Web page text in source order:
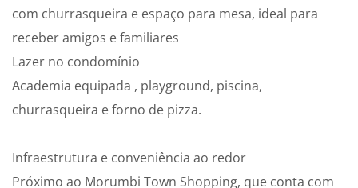
com churrasqueira e espaço para mesa, ideal para
receber amigos e familiares
Lazer no condomínio
Academia equipada , playground, piscina,
churrasqueira e forno de pizza.
Infraestrutura e conveniência ao redor
Próximo ao Morumbi Town Shopping, que conta com